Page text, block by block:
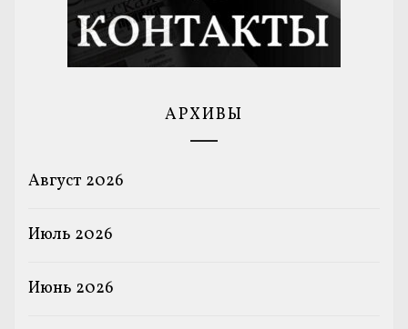
АРХИВЫ
Август 2026
Июль 2026
Июнь 2026